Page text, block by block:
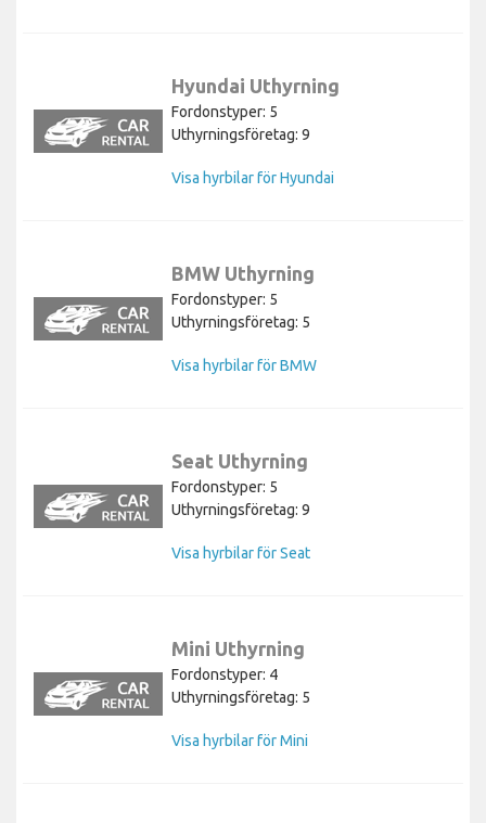
Hyundai Uthyrning
Fordonstyper: 5
Uthyrningsföretag: 9
Visa hyrbilar för Hyundai
BMW Uthyrning
Fordonstyper: 5
Uthyrningsföretag: 5
Visa hyrbilar för BMW
Seat Uthyrning
Fordonstyper: 5
Uthyrningsföretag: 9
Visa hyrbilar för Seat
Mini Uthyrning
Fordonstyper: 4
Uthyrningsföretag: 5
Visa hyrbilar för Mini